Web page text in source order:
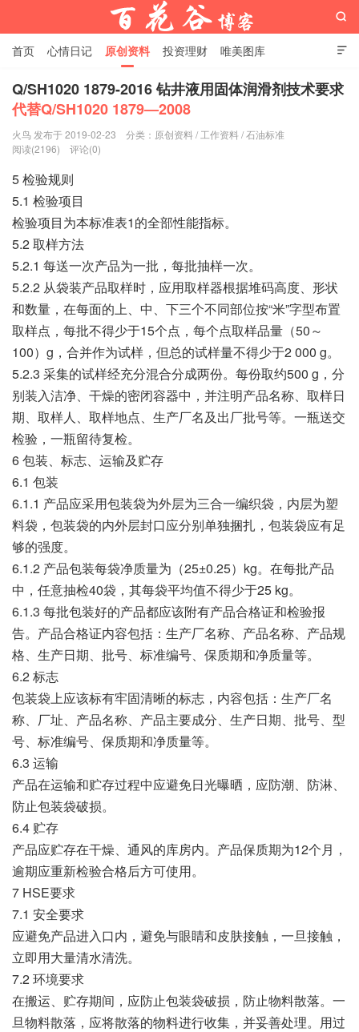
百花谷博客

首页 心情日记 原创资料 投资理财 唯美图库
影音视频 工作照片 Python代码

Q/SH1020 1879-2016 钻井液用固体润滑剂技术要求
代替Q/SH1020 1879—2008
火鸟 发布于 2019-02-23 分类： 原创资料 / 工作资料 /石油标准
阅读(2196)
评论(0)
5 检验规则
5.1 检验项目
检验项目为本标准表1的全部性能指标。
5.2 取样方法
5.2.1 每送一次产品为一批，每批抽样一次。
5.2.2 从袋装产品取样时，应用取样器根据堆码高度、形状
和数量，在每面的上、中、下三个不同部位按“米”字型布置
取样点，每批不得少于15个点，每个点取样品量（50～
100）g，合并作为试样，但总的试样量不得少于2 000 g。
5.2.3 采集的试样经充分混合分成两份。每份取约500 g，分
别装入洁净、干燥的密闭容器中，并注明产品名称、取样日
期、取样人、取样地点、生产厂名及出厂批号等。一瓶送交
检验，一瓶留待复检。
6 包装、标志、运输及贮存
6.1 包装
6.1.1 产品应采用包装袋为外层为三合一编织袋，内层为塑
料袋，包装袋的内外层封口应分别单独捆扎，包装袋应有足
够的强度。
6.1.2 产品包装每袋净质量为（25±0.25）kg。在每批产品
中，任意抽检40袋，其每袋平均值不得少于25 kg。
6.1.3 每批包装好的产品都应该附有产品合格证和检验报
告。产品合格证内容包括：生产厂名称、产品名称、产品规
格、生产日期、批号、标准编号、保质期和净质量等。
6.2 标志
包装袋上应该标有牢固清晰的标志，内容包括：生产厂名
称、厂址、产品名称、产品主要成分、生产日期、批号、型
号、标准编号、保质期和净质量等。
6.3 运输
产品在运输和贮存过程中应避免日光曝晒，应防潮、防淋、
防止包装袋破损。
6.4 贮存
产品应贮存在干燥、通风的库房内。产品保质期为12个月，
逾期应重新检验合格后方可使用。
7 HSE要求
7.1 安全要求
应避免产品进入口内，避免与眼睛和皮肤接触，一旦接触，
立即用大量清水清洗。
7.2 环境要求
在搬运、贮存期间，应防止包装袋破损，防止物料散落。一
旦物料散落，应将散落的物料进行收集，并妥善处理。用过